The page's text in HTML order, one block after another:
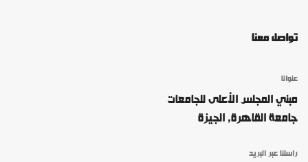
تواصل معنا
عنوانا
مبني المجلس الأعلى للجامعات
جامعة القاهرة, الجيزة
راسلنا عبر البريد